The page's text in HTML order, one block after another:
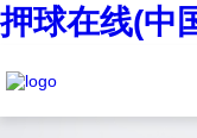
押球在线(中